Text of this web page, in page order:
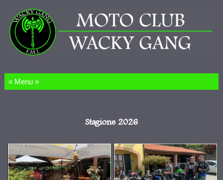
Salta al contenuto
Stagione 2026